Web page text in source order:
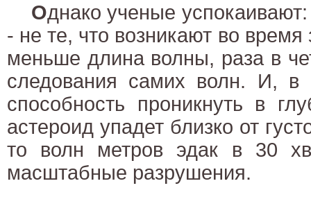
Однако ученые
- не те, что возникают во
меньше длина волны, раза в
следования самих волн. И, в
способность проникнуть в
астероид упадет близко от
то волн метров эдак в 30
масштабные разрушения.